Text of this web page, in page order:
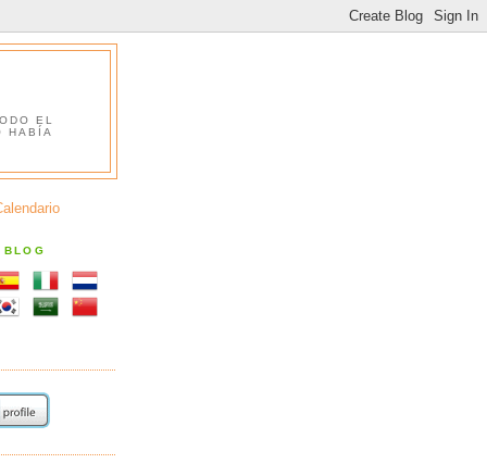
EL
HABÍA
BLOG